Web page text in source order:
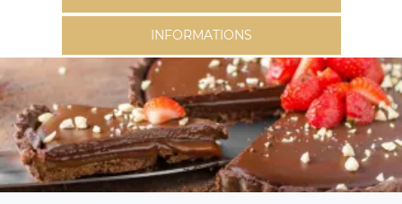
INFORMATIONS